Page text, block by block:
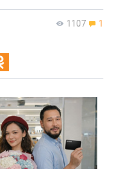
1107 1